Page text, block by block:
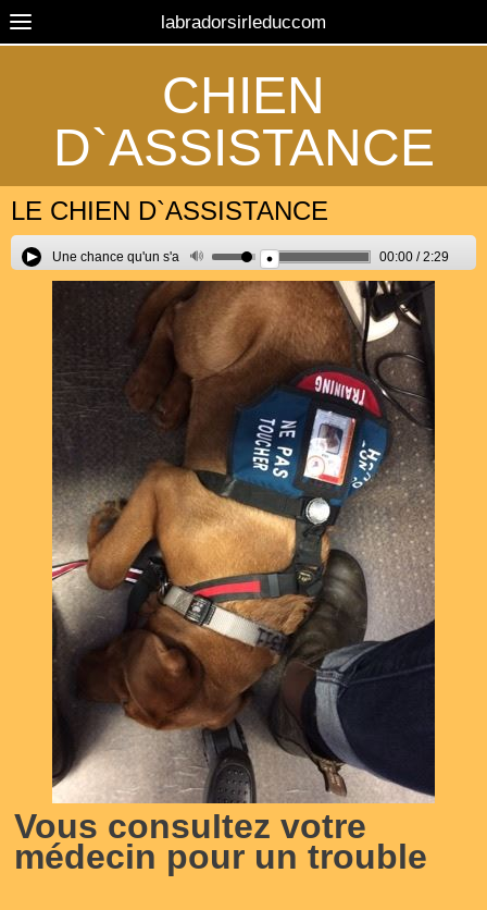
labradorsirleduccom
CHIEN
D`ASSISTANCE
LE CHIEN D`ASSISTANCE
Une chance qu'un s'a 00:00 /2:29
Vous consultez votre
médecin pour un trouble